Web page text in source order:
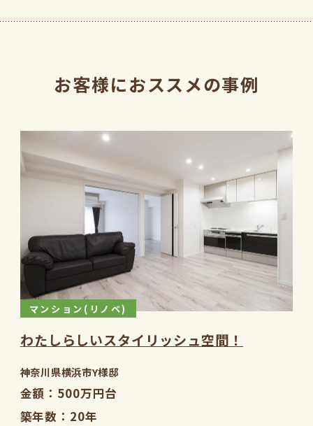
お客様におススメの事例
マンション(リノベ)
わたしらしいスタイリッシュ空間！
神奈川県横浜市Y様邸
金額
500万円台
築年数
20年